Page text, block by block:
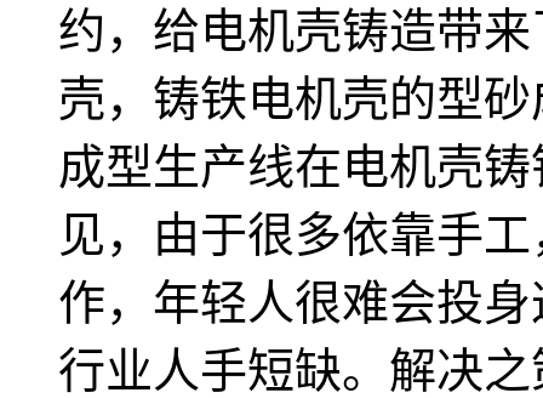
约，给电机壳铸造带
壳，铸铁电机壳的型
成型生产线在电机壳
见，由于很多依靠手
作，年轻人很难会投
行业人手短缺。解决